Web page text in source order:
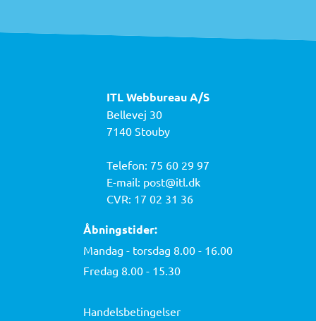
ITL Webbureau A/S
Bellevej 30
7140 Stouby
Telefon: 75 60 29 97
E-mail: post@itl.dk
CVR: 17 02 31 36
Åbningstider:
Mandag - torsdag 8.00 - 16.00
Fredag 8.00 - 15.30
Handelsbetingelser